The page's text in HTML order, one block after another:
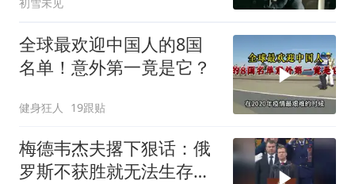
初雪未见
全球最欢迎中国人的8国
名单！意外第一竟是它？
健身狂人 19跟贴
梅德韦杰夫撂下狠话：俄
罗斯不获胜就无法生存，